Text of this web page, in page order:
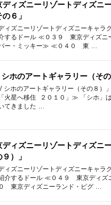
ディズニーリゾートディズニ
６」
ディズニーリゾートディズニーキャ
するドール ≪０３９ 東京ディズニ
ー・ミッキー≫ ≪０４０ 東 …
ホのアートギャラリー（その
/ シホのアートギャラリー（その８
火星へ移住 ２０１０」≫ 「シホ」
てきました …
ディズニーリゾートディズニ
９）」
ィズニーリゾートディズニーキャ
介するドール ≪０４９ 東京ディズ
東京ディズニーランド・ピグ …